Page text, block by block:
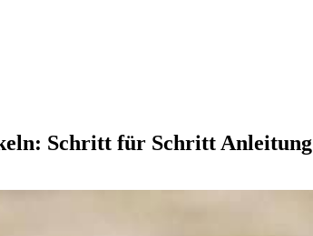
Schritt für Schritt Anleitung